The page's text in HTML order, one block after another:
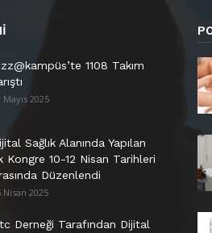
1108 Takım
Mayıs 2025
Sağlık Alanında Yapılan
Kongre 10-12 Nisan Tarihleri
Düzenlendi
Nisan 2025
Derneği Tarafından Dijital